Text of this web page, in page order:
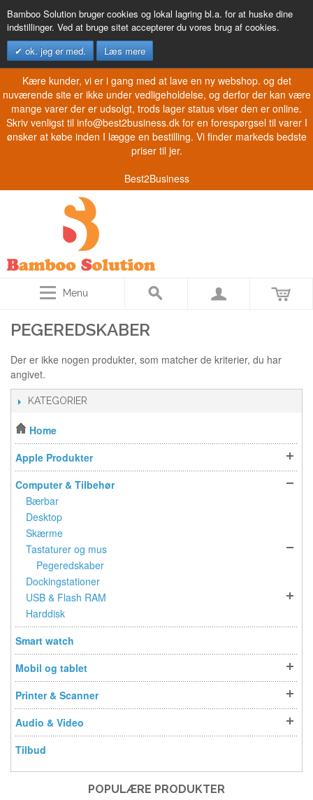
Bamboo Solution bruger cookies og lokal lagring bl.a. for at huske dine
indstillinger. Ved at bruge sitet accepterer du vores brug af cookies.
ok. jeg er med.
Læs mere
Kære kunder, vi er i gang med at lave en ny webshop. og det
nuværende site er ikke under vedligeholdelse, og derfor der kan være
mange varer der er udsolgt, trods lager status viser den er online.
Skriv venligst til info@best2business.dk for en forespørgsel til varer I
ønsker at købe inden I lægge en bestilling. Vi finder markeds bedste
priser til jer.
Best2Business
Menu
PEGEREDSKABER
Der er ikke nogen produkter, som matcher de kriterier, du har
angivet.
KATEGORIER
Home
Apple Produkter
Computer & Tilbehør
Bærbar
Desktop
Skærme
Tastaturer og mus
Pegeredskaber
Dockingstationer
USB & Flash RAM
Harddisk
Smart watch
Mobil og tablet
Printer & Scanner
Audio & Video
Tilbud
POPULÆRE PRODUKTER